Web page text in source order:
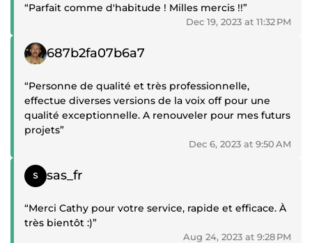
“Parfait comme d'habitude ! Milles mercis !!”
Dec 19, 2023 at 11:32 PM
Positive review
687b2fa07b6a7
“Personne de qualité et très professionnelle,
effectue diverses versions de la voix off pour une
qualité exceptionnelle. A renouveler pour mes futurs
projets”
Dec 6, 2023 at 9:50 AM
Positive review
sas_fr
“Merci Cathy pour votre service, rapide et efficace. À
très bientôt :)”
Aug 24, 2023 at 9:28 PM